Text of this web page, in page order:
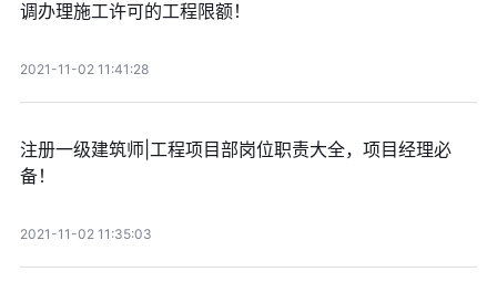
调办理施工许可的工程限额！
2021-11-02 11:41:28
注册一级建筑师|工程项目部岗位职责大全，项目经理必
备！
2021-11-02 11:35:03